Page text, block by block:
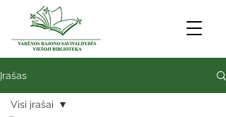
Įrašas
Visi įrašai